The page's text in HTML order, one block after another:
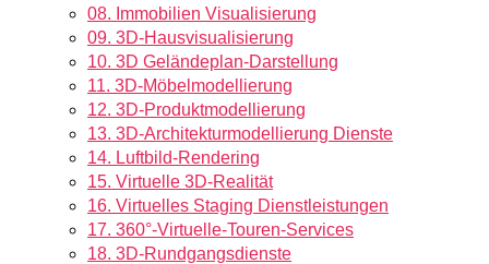
08. Immobilien Visualisierung
09. 3D-Hausvisualisierung
10. 3D Geländeplan-Darstellung
11. 3D-Möbelmodellierung
12. 3D-Produktmodellierung
13. 3D-Architekturmodellierung Dienste
14. Luftbild-Rendering
15. Virtuelle 3D-Realität
16. Virtuelles Staging Dienstleistungen
17. 360°-Virtuelle-Touren-Services
18. 3D-Rundgangsdienste